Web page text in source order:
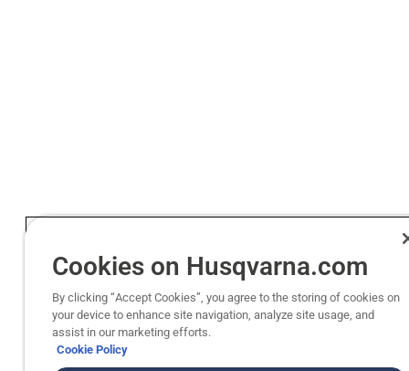
Cookies on Husqvarna.com
By clicking “Accept Cookies”, you agree to the storing of cookies on
your device to enhance site navigation, analyze site usage, and
assist in our marketing efforts.
Cookie Policy